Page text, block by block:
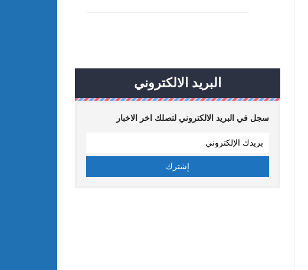
البريد الالكتروني
سجل في البريد الالكتروني لتصلك اخر الاخبار